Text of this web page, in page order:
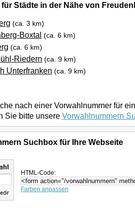
Städte in der Nähe von
(ca. 3 km)
Boxtal (ca. 6 km)
(ca. 6 km)
Riedern (ca. 9 km)
Unterfranken (ca. 9 km)
nach einer Vorwahlnummer für
Sie bitte unsere Vorwahlnummern
Suchbox für Ihre Webseite
HTML-Code:
Farben anpassen